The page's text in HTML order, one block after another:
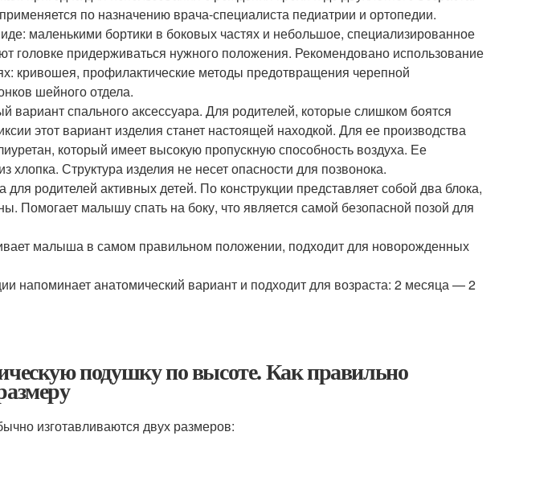
по назначению врача-специалиста педиатрии и ортопедии.
маленькими бортики в боковых частях и небольшое, специализированное
головке придерживаться нужного положения. Рекомендовано использование
кривошея, профилактические методы предотвращения черепной
шейного отдела.
вариант спального аксессуара. Для родителей, которые слишком боятся
этот вариант изделия станет настоящей находкой. Для ее производства
который имеет высокую пропускную способность воздуха. Ее
хлопка. Структура изделия не несет опасности для позвонока.
родителей активных детей. По конструкции представляет собой два блока,
Помогает малышу спать на боку, что является самой безопасной позой для
малыша в самом правильном положении, подходит для новорожденных
напоминает анатомический вариант и подходит для возраста: 2 месяца — 2
подушку по высоте. Как правильно
изготавливаются двух размеров: